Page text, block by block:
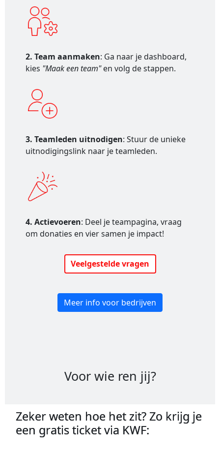
2. Team aanmaken: Ga naar je dashboard,
kies "Maak een team"en volg de stappen.
3. Teamleden uitnodigen: Stuur de unieke
uitnodigingslink naar je teamleden.
4. Actievoeren: Deel je teampagina, vraag
om donaties en vier samen je impact!
Veelgestelde vragen
Meer info voor bedrijven
Voor wie ren jij?
Zeker weten hoe het zit? Zo krijg je
een gratis ticket via KWF: